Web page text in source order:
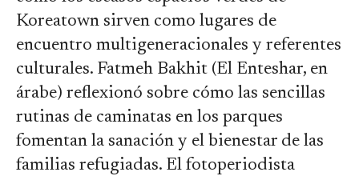
Koreatown sirven como lugares de
encuentro multigeneracionales y referentes
culturales. Fatmeh Bakhit (El Enteshar, en
árabe) reflexionó sobre cómo las sencillas
rutinas de caminatas en los parques
fomentan la sanación y el bienestar de las
familias refugiadas. El fotoperiodista